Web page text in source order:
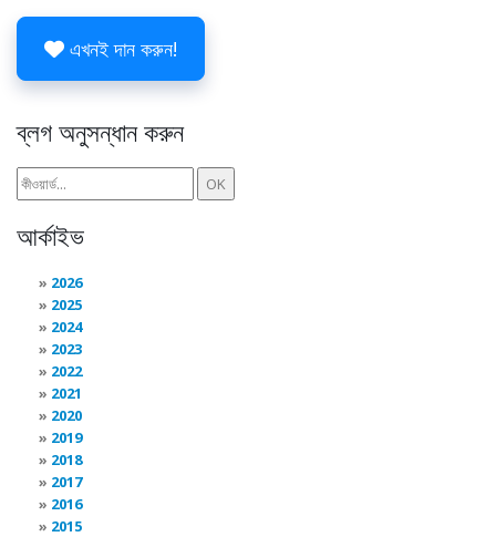
এখনই দান করুন!
ব্লগ অনুসন্ধান করুন
আর্কাইভ
2026
2025
2024
2023
2022
2021
2020
2019
2018
2017
2016
2015